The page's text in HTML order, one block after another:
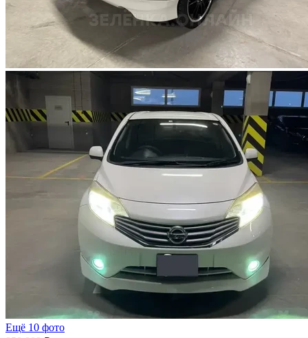
Ещё 10 фото